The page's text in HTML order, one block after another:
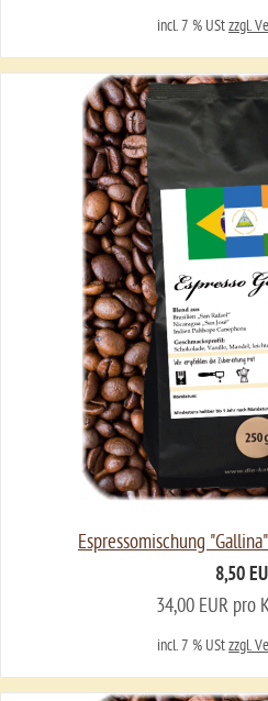
incl. 7 % UStzzgl.
Espressomischung
8,50
34,00 EUR pro
incl. 7 % UStzzgl.